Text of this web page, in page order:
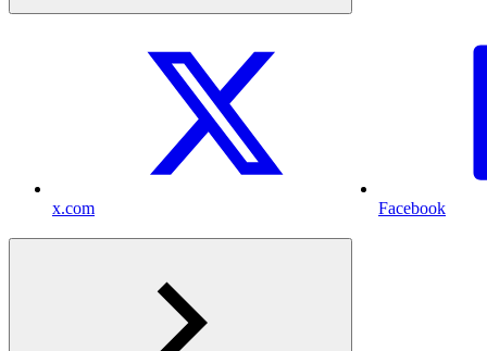
x.com Facebook